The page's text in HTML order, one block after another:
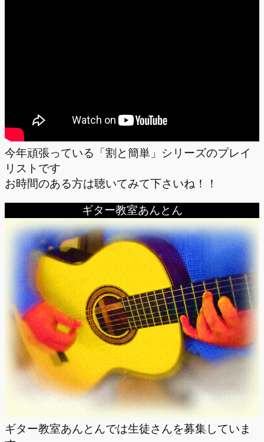
今年頑張っている「割と簡単」シリーズのプレイ
リストです
お時間のある方は聴いてみて下さいね！！
ギター教室あんとん
ギター教室あんとんでは生徒さんを募集していま